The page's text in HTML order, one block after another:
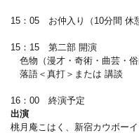
15：05 お仲入り（10分間 休
15：15 第二部 開演
色物（漫才・奇術・曲芸・俗
落語＜真打＞または 講談
16：00 終演予定
出演
桃月庵こはく、新宿カウボー